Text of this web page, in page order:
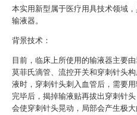
本实用新型属于医疗用具技术领域
输液器。
背景技术：
目前，临床上所使用的输液器主要由
莫菲氏滴管、流控开关和穿刺针头
液时，穿刺针头刺入血管后，需要
完毕后，揭掉输液贴再拔出穿刺针
会使穿刺针头晃动，局部会产生极